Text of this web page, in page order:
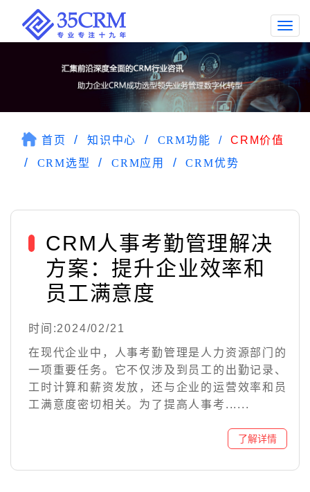
首页 知识中心 CRM功能
CRM价值
CRM选型
CRM应用 CRM优势
CRM人事考勤管理解决
方案：提升企业效率和
员工满意度
时间:2024/02/21
在现代企业中，人事考勤管理是人力资源部门的
一项重要任务。它不仅涉及到员工的出勤记录、
工时计算和薪资发放，还与企业的运营效率和员
工满意度密切相关。为了提高人事考......